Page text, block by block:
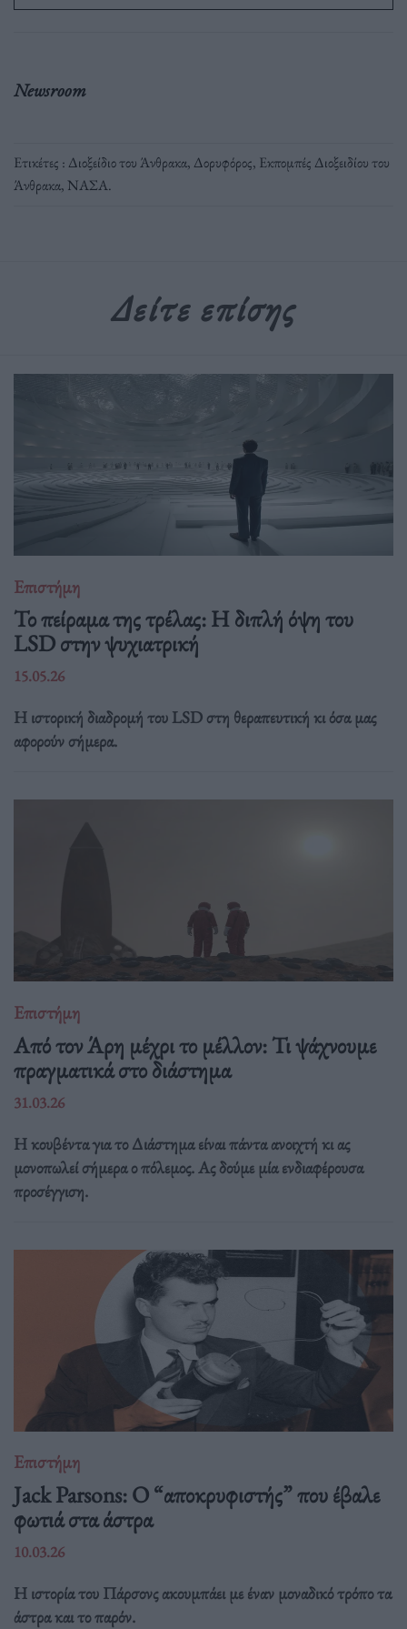
Newsroom
Ετικέτες : Διοξείδιο του Άνθρακα, Δορυφόρος, Εκπομπές Διοξειδίου του
Άνθρακα, ΝΑΣΑ.
Δείτε επίσης
Επιστήμη
Το πείραμα της τρέλας: Η διπλή όψη του
LSD στην ψυχιατρική
15.05.26
Η ιστορική διαδρομή του LSD στη θεραπευτική κι όσα μας
αφορούν σήμερα.
Επιστήμη
Από τον Άρη μέχρι το μέλλον: Τι ψάχνουμε
πραγματικά στο διάστημα
31.03.26
Η κουβέντα για το Διάστημα είναι πάντα ανοιχτή κι ας
μονοπωλεί σήμερα ο πόλεμος. Ας δούμε μία ενδιαφέρουσα
προσέγγιση.
Επιστήμη
Jack Parsons: O “αποκρυφιστής” που έβαλε
φωτιά στα άστρα
10.03.26
Η ιστορία του Πάρσονς ακουμπάει με έναν μοναδικό τρόπο τα
άστρα και το παρόν.